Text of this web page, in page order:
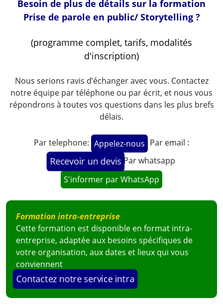
M. Arsène BOUENGUELE
Commissariat National aux Comptes, Congo
Voir la vidéo
Besoin de plus de détails sur la formation
Prise de parole en public/ Storytelling ?
(programme complet, tarifs, modalités
d'inscription)
Nous serions ravis d’échanger avec vous. Contactez
notre équipe par téléphone ou par écrit, et nous vous
répondrons à toutes vos questions dans les plus brefs
délais.
Par telephone: Appelez-nous Par email :
Recevoir un devis Par whatsapp
S'informer par WhatsApp
Formation intra-entreprise
Cette formation est disponible en format intra-
entreprise, adaptée aux besoins spécifiques de
votre organisation, aux dates et lieux qui vous
conviennent
Contactez notre service intra